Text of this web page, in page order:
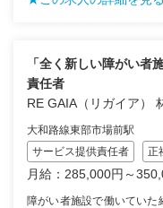
「全く新しい障がい
責任者
RE GAIA（リガイア）
大和路線東部市場前駅
サービス提供責任者
正
月給：285,000円～
障がい者施設で働いていた